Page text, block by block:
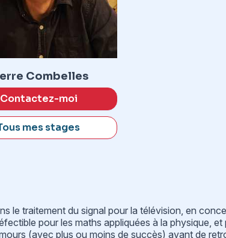
Combelles
Contactez-moi
mes stages
le traitement du signal pour la télévision, en
pour les maths appliquées à la physique,
(avec plus ou moins de succès) avant de